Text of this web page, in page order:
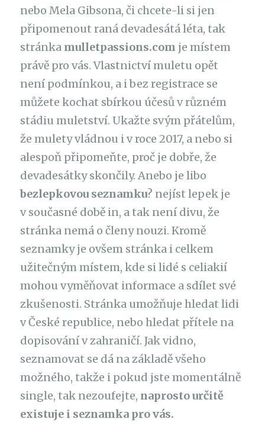
nebo Mela Gibsona, či chcete-li si jen
připomenout raná devadesátá léta, tak
stránka mulletpassions.com je místem
právě pro vás. Vlastnictví muletu opět
není podmínkou, a i bez registrace se
můžete kochat sbírkou účesů v různém
stádiu muletství. Ukažte svým přátelům,
že mulety vládnou i v roce 2017, a nebo si
alespoň připomeňte, proč je dobře, že
devadesátky skončily. Anebo je libo
bezlepkovou seznamku? nejíst lepek je
v současné době in, a tak není divu, že
stránka nemá o členy nouzi. Kromě
seznamky je ovšem stránka i celkem
užitečným místem, kde si lidé s celiakií
mohou vyměňovat informace a sdílet své
zkušenosti. Stránka umožňuje hledat lidi
v České republice, nebo hledat přítele na
dopisování v zahraničí. Jak vidno,
seznamovat se dá na základě všeho
možného, takže i pokud jste momentálně
single, tak nezoufejte, naprosto určitě
existuje i seznamka pro vás.